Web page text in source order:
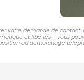
demande de
et libertés », vous
au démarchage